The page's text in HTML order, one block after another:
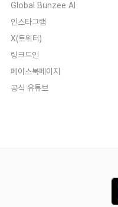
Global Bunzee AI
인스타그램
X(트위터)
링크드인
페이스북페이지
공식 유튜브